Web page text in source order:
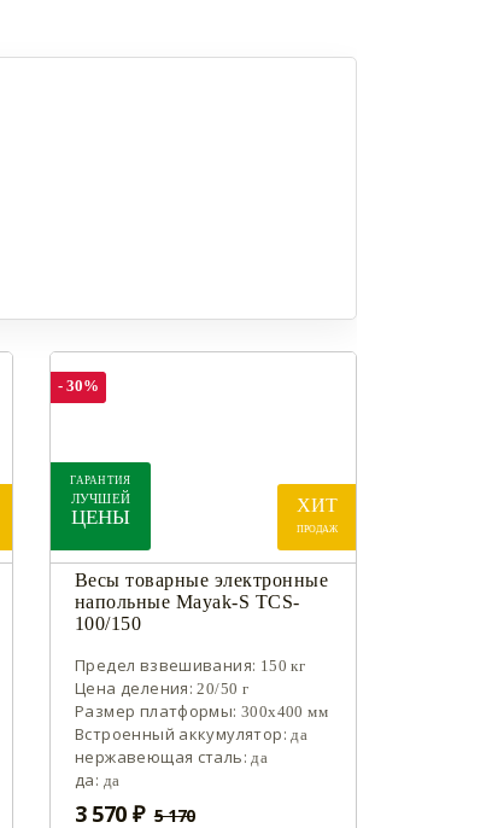
ГАРАНТИЯ
ЛУЧШЕЙ
ЦЕНЫ
ХИТ
ПРОДАЖ
- 30%
Весы товарные электронные
напольные Mayak-S TCS-
100/150
Предел взвешивания: 150 кг
Цена деления:20/50 г
Размер платформы:300х400 мм
Встроенный аккумулятор:да
нержавеющая сталь:да
да: да
3 570 ₽ 5 170